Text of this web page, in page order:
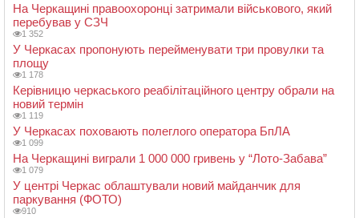
На Черкащині правоохоронці затримали військового, який
перебував у СЗЧ
1 352
У Черкасах пропонують перейменувати три провулки та
площу
1 178
Керівницю черкаського реабілітаційного центру обрали на
новий термін
1 119
У Черкасах поховають полеглого оператора БпЛА
1 099
На Черкащині виграли 1 000 000 гривень у “Лото-Забава”
1 079
У центрі Черкас облаштували новий майданчик для
паркування (ФОТО)
910